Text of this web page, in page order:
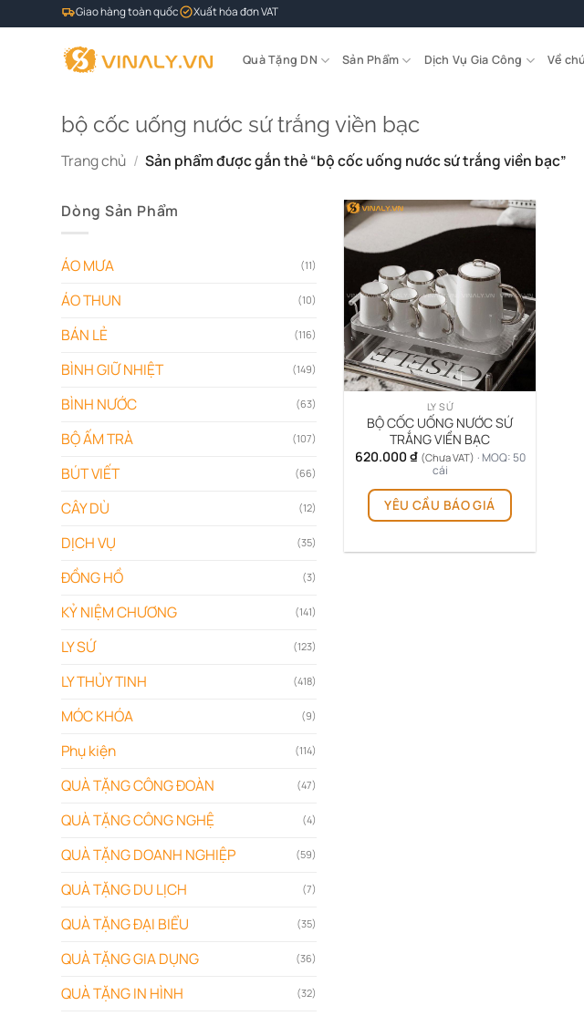
qua
Giao hàng toàn quốc Xuất hóa đơn VAT
Quà Tặng DN Sản Phẩm Dịch Vụ Gia Công Về
bộ cốc uống nước sứ trắng viền bạc
Trang chủ / Sản phẩm được gắn thẻ “bộ cốc uống nước sứ trắng viền bạc”
Dòng Sản Phẩm
ÁO MƯA (11)
ÁO THUN (10)
BÁN LẺ (116)
BÌNH GIỮ NHIỆT (149)
BÌNH NƯỚC (63)
BỘ ẤM TRÀ (107)
BÚT VIẾT (66)
CÂY DÙ (12)
DỊCH VỤ (35)
ĐỒNG HỒ (3)
KỶ NIỆM CHƯƠNG (141)
LY SỨ (123)
LY THỦY TINH (418)
MÓC KHÓA (9)
Phụ kiện (114)
QUÀ TẶNG CÔNG ĐOÀN (47)
QUÀ TẶNG CÔNG NGHỆ (4)
QUÀ TẶNG DOANH NGHIỆP (59)
QUÀ TẶNG DU LỊCH (7)
QUÀ TẶNG ĐẠI BIỂU (35)
QUÀ TẶNG GIA DỤNG (36)
QUÀ TẶNG IN HÌNH (32)
LY SỨ
BỘ CỐC UỐNG NƯỚC SỨ
TRẮNG VIỀN BẠC
620.000 ₫ (Chưa VAT) · MOQ: 50
cái
YÊU CẦU BÁO GIÁ